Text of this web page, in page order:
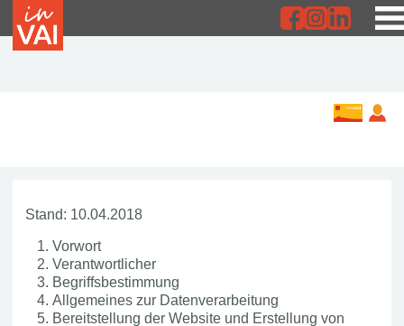
Stand: 10.04.2018
Vorwort
Verantwortlicher
Begriffsbestimmung
Allgemeines zur Datenverarbeitung
Bereitstellung der Website und Erstellung von